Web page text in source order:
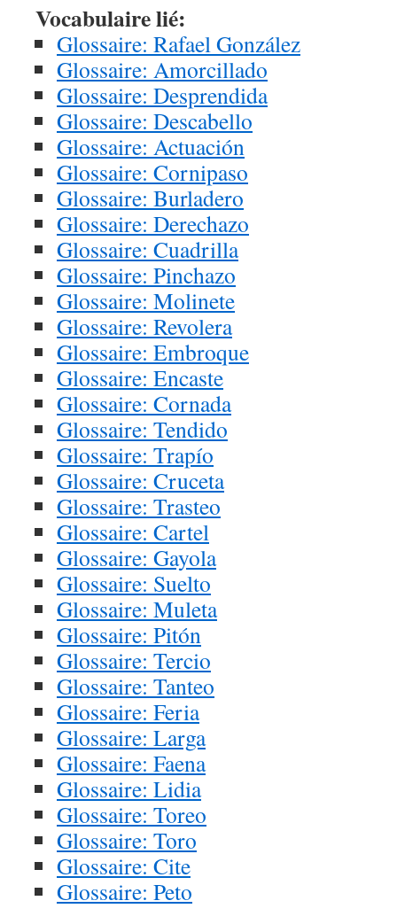
Vocabulaire lié:
Glossaire: Rafael González
Glossaire: Amorcillado
Glossaire: Desprendida
Glossaire: Descabello
Glossaire: Actuación
Glossaire: Cornipaso
Glossaire: Burladero
Glossaire: Derechazo
Glossaire: Cuadrilla
Glossaire: Pinchazo
Glossaire: Molinete
Glossaire: Revolera
Glossaire: Embroque
Glossaire: Encaste
Glossaire: Cornada
Glossaire: Tendido
Glossaire: Trapío
Glossaire: Cruceta
Glossaire: Trasteo
Glossaire: Cartel
Glossaire: Gayola
Glossaire: Suelto
Glossaire: Muleta
Glossaire: Pitón
Glossaire: Tercio
Glossaire: Tanteo
Glossaire: Feria
Glossaire: Larga
Glossaire: Faena
Glossaire: Lidia
Glossaire: Toreo
Glossaire: Toro
Glossaire: Cite
Glossaire: Peto